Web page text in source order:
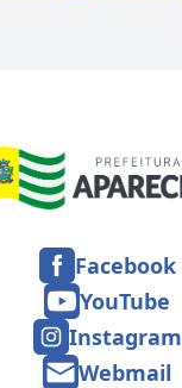
Facebook
YouTube
Instagram
Webmail